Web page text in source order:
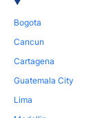
Bogota
Cancun
Cartagena
Guatemala City
Lima